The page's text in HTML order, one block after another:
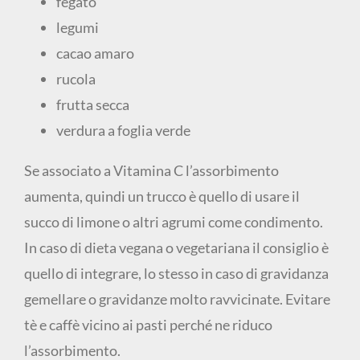
legumi
cacao amaro
rucola
frutta secca
verdura a foglia verde
Se associato a Vitamina C l’assorbimento
aumenta, quindi un trucco è quello di usare il
succo di limone o altri agrumi come condimento.
In caso di dieta vegana o vegetariana il consiglio è
quello di integrare, lo stesso in caso di gravidanza
gemellare o gravidanze molto ravvicinate. Evitare
tè e caffè vicino ai pasti perché ne riduco
l’assorbimento.